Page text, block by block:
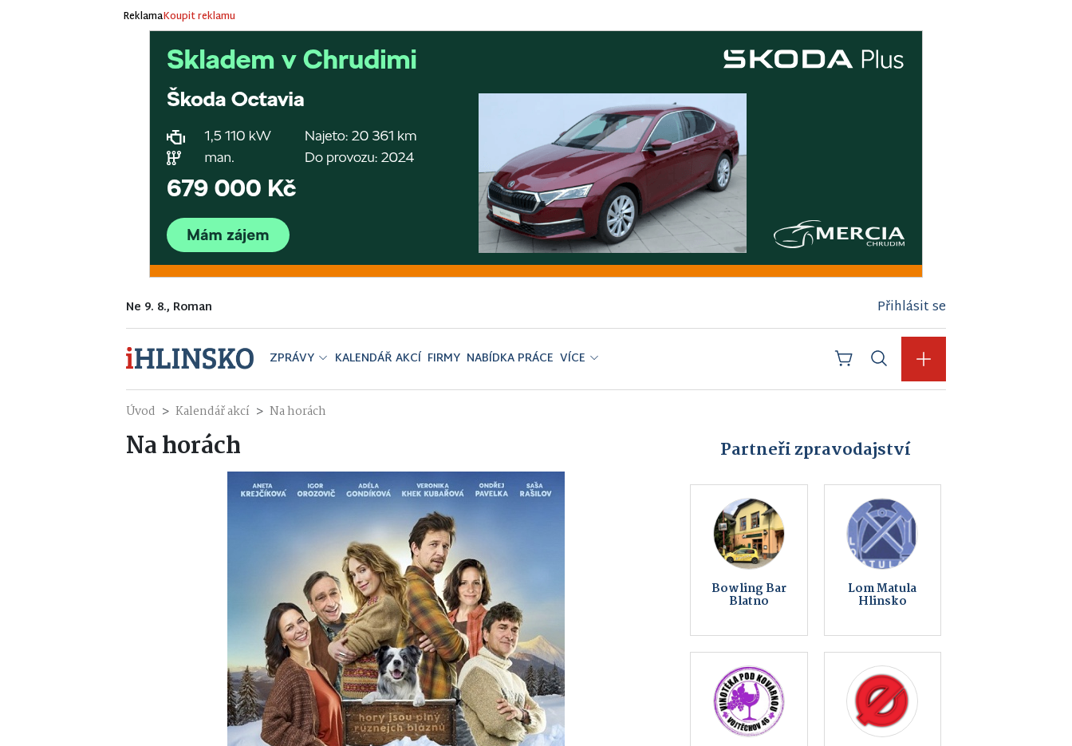
ReklamaKoupit reklamu
Ne 9. 8., Roman Přihlásit se
ZPRÁVY KALENDÁŘ AKCÍ FIRMY NABÍDKA PRÁCE VÍCE
Úvod Kalendář akcí Na horách
Na horách Partneři zpravodajství
Obec
Kameničky
Jatky Český
Brod a.s. |